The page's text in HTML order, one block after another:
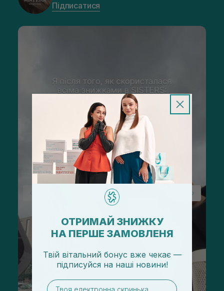
Підписатися
ОТРИМАЙ ЗНИЖКУ
НА ПЕРШЕ ЗАМОВЛЕНЯ
Твій вітальний бонус вже чекає —
підписуйся на наші новини!
email